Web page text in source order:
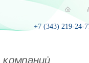
+7 (343) 219-24-